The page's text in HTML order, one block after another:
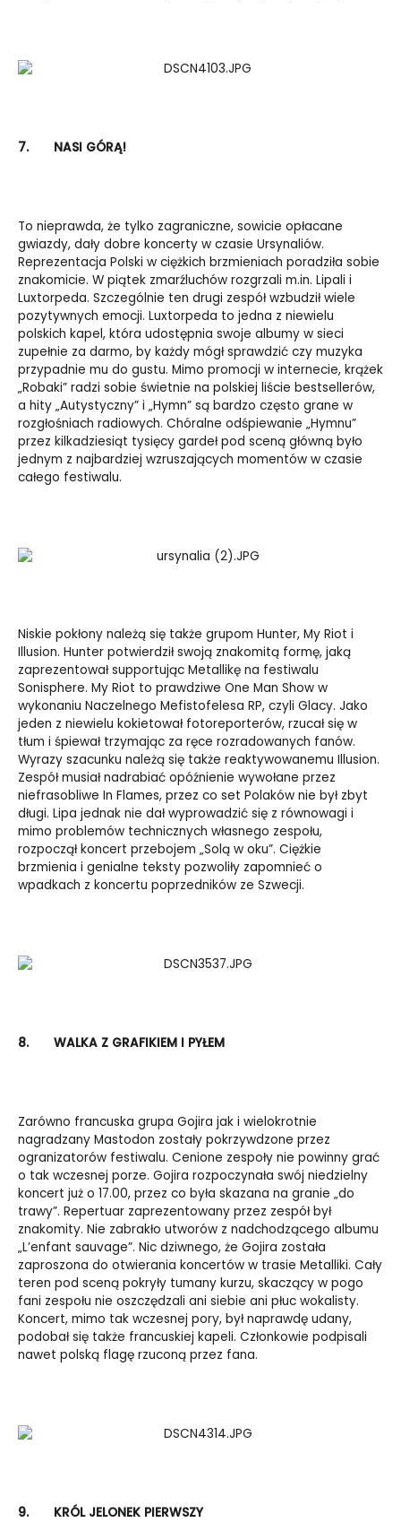
7. NASI GÓRĄ!
To nieprawda, że tylko zagraniczne, sowicie opłacane
gwiazdy, dały dobre koncerty w czasie Ursynaliów.
Reprezentacja Polski w ciężkich brzmieniach poradziła sobie
znakomicie. W piątek zmarźluchów rozgrzali m.in. Lipali i
Luxtorpeda. Szczególnie ten drugi zespół wzbudził wiele
pozytywnych emocji. Luxtorpeda to jedna z niewielu
polskich kapel, która udostępnia swoje albumy w sieci
zupełnie za darmo, by każdy mógł sprawdzić czy muzyka
przypadnie mu do gustu. Mimo promocji w internecie, krążek
„Robaki” radzi sobie świetnie na polskiej liście bestsellerów,
a hity „Autystyczny” i „Hymn” są bardzo często grane w
rozgłośniach radiowych. Chóralne odśpiewanie „Hymnu”
przez kilkadziesiąt tysięcy gardeł pod sceną główną było
jednym z najbardziej wzruszających momentów w czasie
całego festiwalu.
Niskie pokłony należą się także grupom Hunter, My Riot i
Illusion. Hunter potwierdził swoją znakomitą formę, jaką
zaprezentował supportując Metallikę na festiwalu
Sonisphere. My Riot to prawdziwe One Man Show w
wykonaniu Naczelnego Mefistofelesa RP, czyli Glacy. Jako
jeden z niewielu kokietował fotoreporterów, rzucał się w
tłum i śpiewał trzymając za ręce rozradowanych fanów.
Wyrazy szacunku należą się także reaktywowanemu Illusion.
Zespół musiał nadrabiać opóźnienie wywołane przez
niefrasobliwe In Flames, przez co set Polaków nie był zbyt
długi. Lipa jednak nie dał wyprowadzić się z równowagi i
mimo problemów technicznych własnego zespołu,
rozpoczął koncert przebojem „Solą w oku”. Ciężkie
brzmienia i genialne teksty pozwoliły zapomnieć o
wpadkach z koncertu poprzedników ze Szwecji.
8. WALKA Z GRAFIKIEM I PYŁEM
Zarówno francuska grupa Gojira jak i wielokrotnie
nagradzany Mastodon zostały pokrzywdzone przez
ogranizatorów festiwalu. Cenione zespoły nie powinny grać
o tak wczesnej porze. Gojira rozpoczynała swój niedzielny
koncert już o 17.00, przez co była skazana na granie „do
trawy”. Repertuar zaprezentowany przez zespół był
znakomity. Nie zabrakło utworów z nadchodzącego albumu
„L’enfant sauvage”. Nic dziwnego, że Gojira została
zaproszona do otwierania koncertów w trasie Metalliki. Cały
teren pod sceną pokryły tumany kurzu, skaczący w pogo
fani zespołu nie oszczędzali ani siebie ani płuc wokalisty.
Koncert, mimo tak wczesnej pory, był naprawdę udany,
podobał się także francuskiej kapeli. Członkowie podpisali
nawet polską flagę rzuconą przez fana.
9. KRÓL JELONEK PIERWSZY